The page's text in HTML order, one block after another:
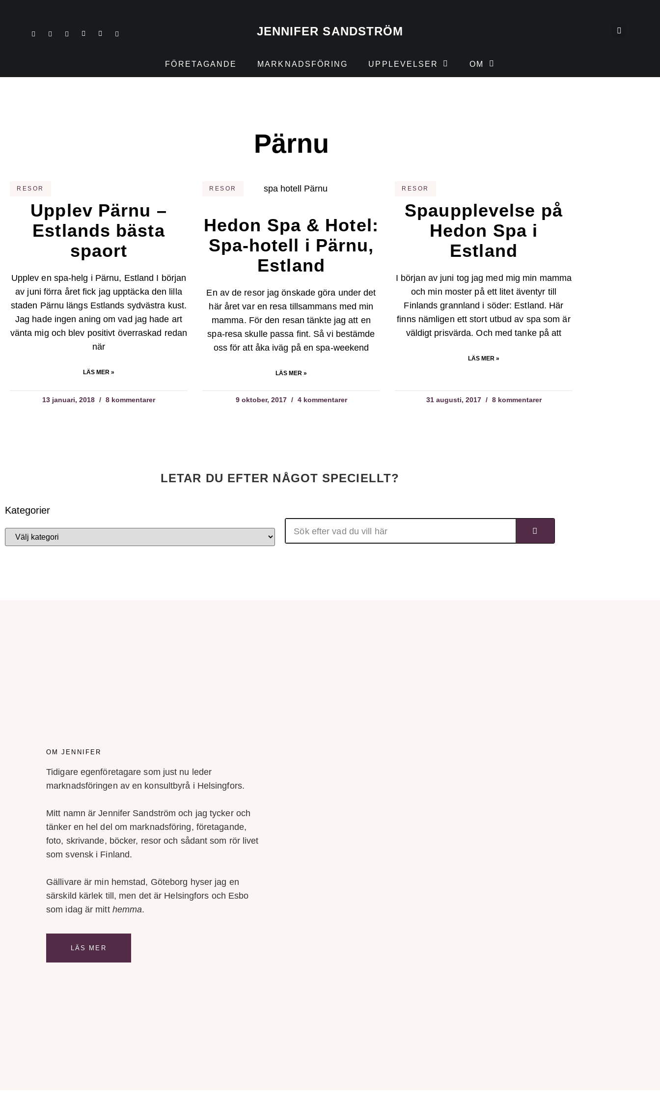
JENNIFER SANDSTRÖM
FÖRETAGANDE MARKNADSFÖRING UPPLEVELSER OM
Pärnu
RESOR
Upplev Pärnu –
Estlands bästa
spaort
Upplev en spa-helg i Pärnu, Estland I början
av juni förra året fick jag upptäcka den lilla
staden Pärnu längs Estlands sydvästra kust.
Jag hade ingen aning om vad jag hade art
vänta mig och blev positivt överraskad redan
när
LÄS MER »
13 januari, 2018 8 kommentarer
RESOR
Hedon Spa & Hotel:
Spa-hotell i Pärnu,
Estland
En av de resor jag önskade göra under det
här året var en resa tillsammans med min
mamma. För den resan tänkte jag att en
spa-resa skulle passa fint. Så vi bestämde
oss för att åka iväg på en spa-weekend
LÄS MER »
9 oktober, 2017 4 kommentarer
RESOR
Spaupplevelse på
Hedon Spa i
Estland
I början av juni tog jag med mig min mamma
och min moster på ett litet äventyr till
Finlands grannland i söder: Estland. Här
finns nämligen ett stort utbud av spa som är
väldigt prisvärda. Och med tanke på att
LÄS MER »
31 augusti, 2017 8 kommentarer
LETAR DU EFTER NÅGOT SPECIELLT?
Kategorier
OM JENNIFER
Tidigare egenföretagare som just nu leder
marknadsföringen av en konsultbyrå i Helsingfors.
Mitt namn är Jennifer Sandström och jag tycker och
tänker en hel del om marknadsföring, företagande,
foto, skrivande, böcker, resor och sådant som rör livet
som svensk i Finland.
Gällivare är min hemstad, Göteborg hyser jag en
särskild kärlek till, men det är Helsingfors och Esbo
som idag är mitt hemma.
LÄS MER